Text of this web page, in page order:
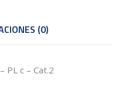
(0)
PL c – Cat.2